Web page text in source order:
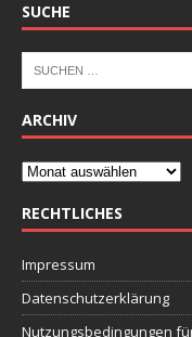
SUCHE
ARCHIV
RECHTLICHES
Impressum
Datenschutzerklärung
Nutzungsbedingungen